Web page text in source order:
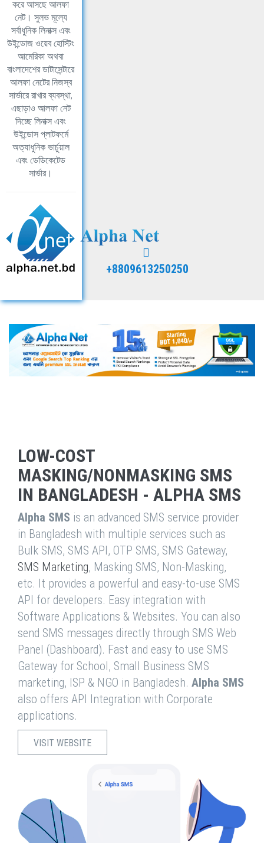
করে আসছে আলফা
নেট। সুলভ মূল্যে
সর্বাধুনিক লিনাক্স এবং
উইন্ডোজ ওয়েব হোস্টিং
আমেরিকা অথবা
বাংলাদেশের ডাটাসেন্টারে
আলফা নেটের নিজস্ব
সার্ভারে রাখার ব্যবস্থা,
এছাড়াও আলফা নেট
দিচ্ছে লিনাক্স এবং
উইন্ডোস প্লাটফর্মে
অত্যাধুনিক ভার্চুয়াল
এবং ডেডিকেটেড
সার্ভার।
+8809613250250
LOW-COST
MASKING/NONMASKING SMS
IN BANGLADESH - ALPHA SMS
Alpha SMS is an advanced SMS service provider
in Bangladesh with multiple services such as
Bulk SMS, SMS API, OTP SMS, SMS Gateway,
SMS Marketing, Masking SMS, Non-Masking,
etc. It provides a powerful and easy-to-use SMS
API for developers. Easy integration with
Software Applications & Websites. You can also
send SMS messages directly through SMS Web
Panel (Dashboard). Fast and easy to use SMS
Gateway for School, Small Business SMS
marketing, ISP & NGO in Bangladesh. Alpha SMS
also offers API Integration with Corporate
applications.
VISIT WEBSITE